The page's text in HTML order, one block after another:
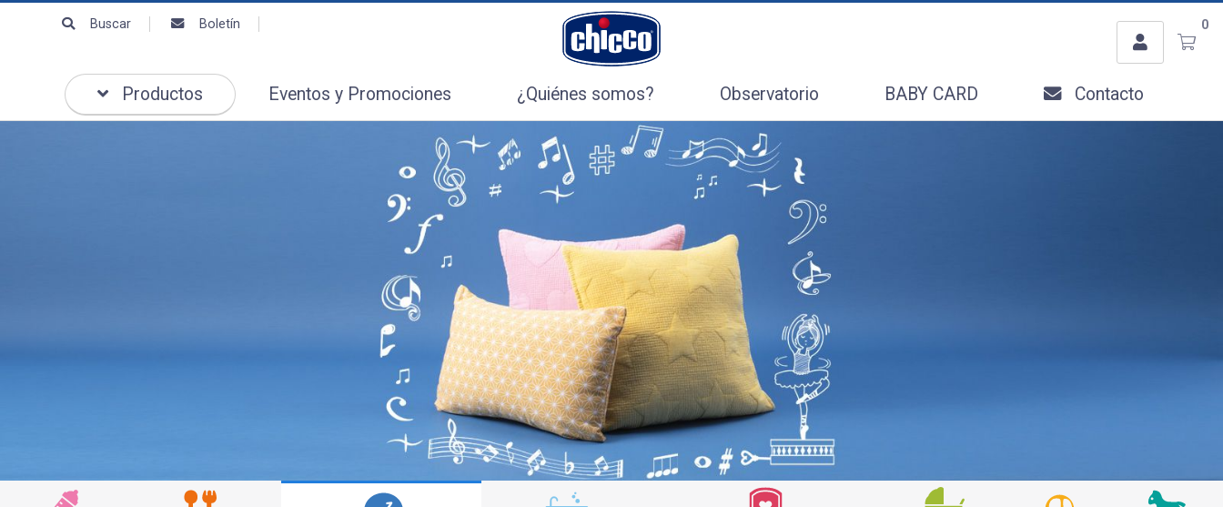
Buscar Boletín 0
Productos Eventos y Promociones ¿Quiénes somos? Observatorio BABY CARD Contacto
Usuario